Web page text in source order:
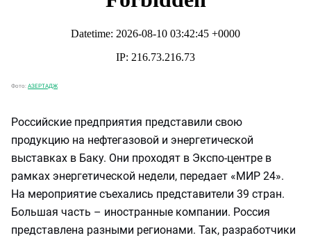
Фото: АЗЕРТАДЖ
Российские предприятия представили свою
продукцию на нефтегазовой и энергетической
выставках в Баку. Они проходят в Экспо-центре в
рамках энергетической недели, передает «МИР 24».
На мероприятие съехались представители 39 стран.
Большая часть – иностранные компании. Россия
представлена разными регионами. Так, разработчики